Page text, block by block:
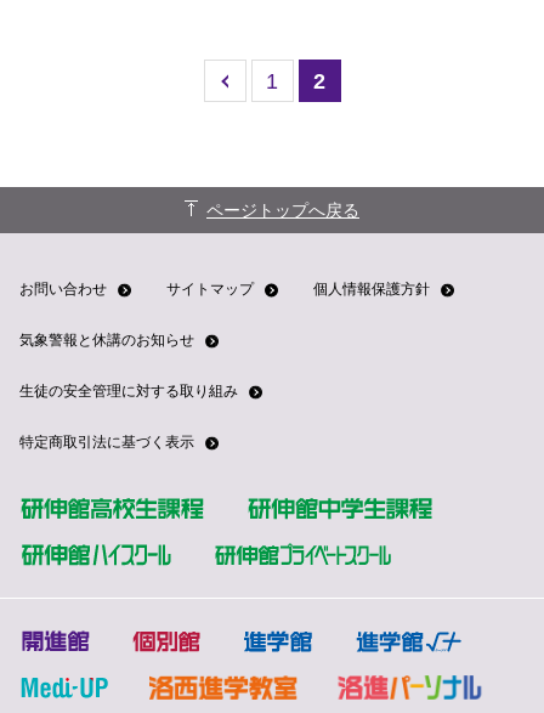
1 2
ページトップへ戻る
お問い合わせ サイトマップ 個人情報保護方針
気象警報と休講のお知らせ
生徒の安全管理に対する取り組み
特定商取引法に基づく表示